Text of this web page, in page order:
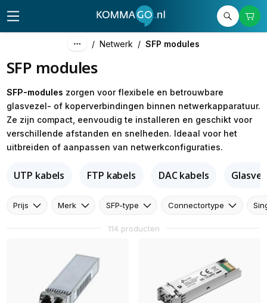
/ Netwerk / SFP modules
SFP modules
SFP-modules zorgen voor flexibele en betrouwbare
glasvezel- of koperverbindingen binnen netwerkapparatuur.
Ze zijn compact, eenvoudig te installeren en geschikt voor
verschillende afstanden en snelheden. Ideaal voor het
uitbreiden of aanpassen van netwerkconfiguraties.
UTP kabels FTP kabels DAC kabels
Prijs Merk SFP-type Connectortype
114 producten